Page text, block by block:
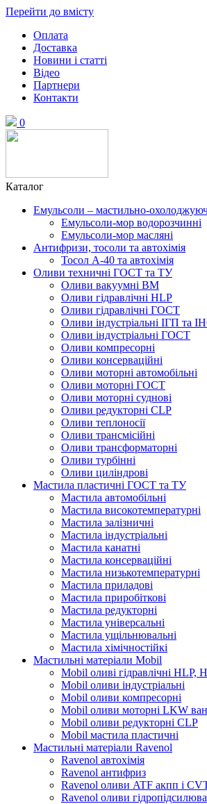
Перейти до вмісту
Оплата
Доставка
Новини і статті
Відео
Партнери
Контакти
0
Каталог
Емульсоли – мастильно-
Емульсоли-мор водорозчинні
Емульсоли-мор масляні
Антифризи, тосоли та автохімія
Тосол А-40 та автохімія
Оливи техничні ГОСТ та ТУ
Оливи вакуумні ВМ
Оливи гідравлічні HLP
Оливи гідравлічні ГОСТ
Оливи індустріальні ІГП та
Оливи індустріальні ГОСТ
Оливи компресорні
Оливи консерваційні
Оливи моторні автомобільні
Оливи моторні ГОСТ
Оливи моторні суднові
Оливи редукторні CLP
Оливи теплоносії
Оливи трансмісійні
Оливи трансформаторні
Оливи турбінні
Оливи циліндрові
Мастила пластичні ГОСТ та ТУ
Мастила автомобільні
Мастила високотемпературні
Мастила залізничні
Мастила індустріальні
Мастила канатні
Мастила консерваційні
Мастила низькотемпературні
Мастила приладові
Мастила приробіткові
Мастила редукторні
Мастила універсальні
Мастила ущільнювальні
Мастила хімічностійкі
Мастильні матеріали Mobil
Mobil оливі гідравлічні HLP,
Mobil оливи індустріальні
Mobil оливи компресорні
Mobil оливи моторні LKW
Mobil оливи редукторні CLP
Mobil мастила пластичні
Мастильні матеріали Ravenol
Ravenol автохімія
Ravenol антифриз
Ravenol оливи ATF акпп і
Ravenol оливи